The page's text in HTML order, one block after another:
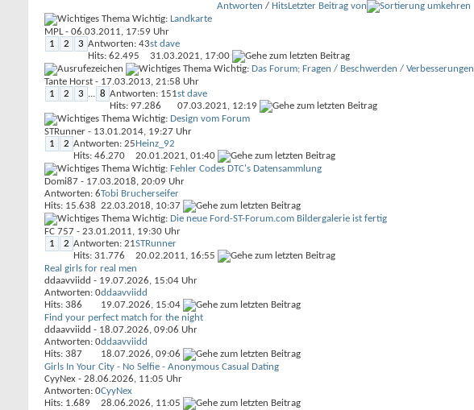
Antworten / HitsLetzter Beitrag von
Wichtig: Landkarte
MPL- 06.03.2011, 17:59 Uhr
1
2 3 Antworten: 43
Hits: 62.495
st dave
31.03.2021, 17:00
Wichtig: Das Forum; Fragen / Beschwerden / Verbesserungen
Tante Horst - 17.03.2013, 21:58 Uhr
1
2 3 ... 8 Antworten: 151
Hits: 97.286
st dave
07.03.2021, 12:19
Wichtig: Design vom Forum
STRunner - 13.01.2014, 19:27 Uhr
1
2 Antworten: 25
Hits: 46.270
Heinz_92
20.01.2021, 01:40
Wichtig: Fehler Codes DTC's Datensammlung
Domi87 - 17.03.2018, 20:09 Uhr
Antworten: 6
Hits: 15.638
Tobi Brucherseifer
22.03.2018, 10:37
Wichtig: Die neue Ford-ST-Forum.com Bildergalerie ist fertig
FC 757 - 23.01.2011, 19:30 Uhr
1
2 Antworten: 21
Hits: 31.776
STRunner
20.02.2011, 16:55
Real girls for real men
ddaavviidd - 19.07.2026, 15:04 Uhr
Antworten: 0
Hits: 386
ddaavviidd
19.07.2026, 15:04
Find your perfect match for the night
ddaavviidd - 18.07.2026, 09:06 Uhr
Antworten: 0
Hits: 387
ddaavviidd
18.07.2026, 09:06
Girls In Your City - No Selfie - Anonymous Casual Dating
CyyNex - 28.06.2026, 11:05 Uhr
Antworten: 0
Hits: 1.689
CyyNex
28.06.2026, 11:05